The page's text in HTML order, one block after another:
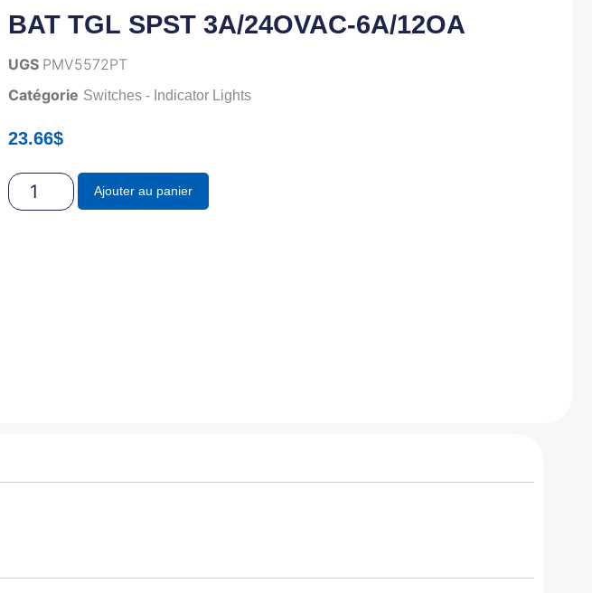
BAT TGL SPST 3A/24OVAC-6A/12OA
UGS PMV5572PT
Catégorie Switches - Indicator Lights
23.66$
Ajouter au panier